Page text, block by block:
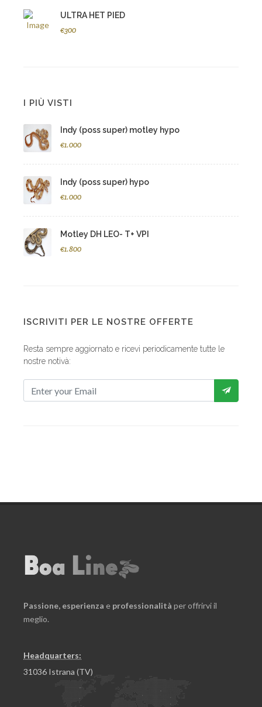
ULTRA HET PIED
€300
I PIÙ VISTI
Indy (poss super) motley hypo
€1.000
Indy (poss super) hypo
€1.000
Motley DH LEO- T+ VPI
€1.800
ISCRIVITI PER LE NOSTRE OFFERTE
Resta sempre aggiornato e ricevi periodicamente tutte le
nostre notivà:
Passione, esperienza e professionalità per offrirvi il
meglio.
Headquarters:
31036 Istrana (TV)